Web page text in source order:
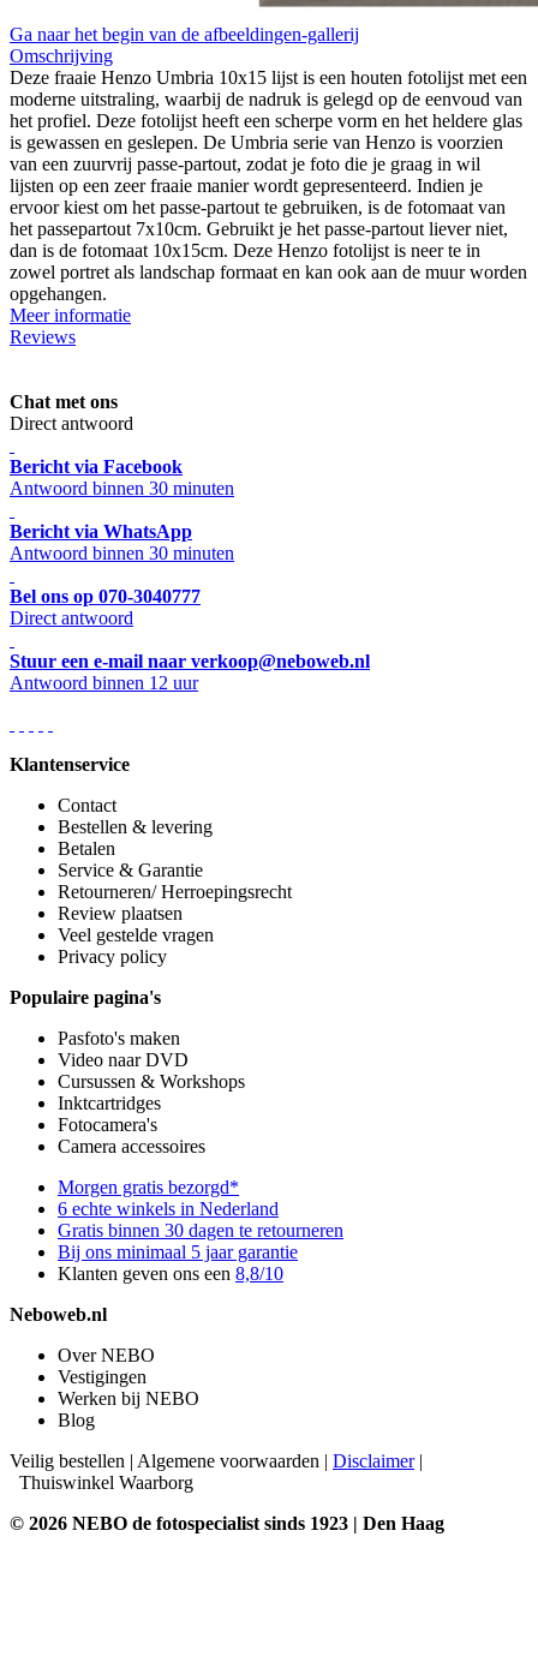
Ga naar het begin van de afbeeldingen-gallerij
Omschrijving
Deze fraaie Henzo Umbria 10x15 lijst is een houten fotolijst met een
moderne uitstraling, waarbij de nadruk is gelegd op de eenvoud van
het profiel. Deze fotolijst heeft een scherpe vorm en het heldere glas
is gewassen en geslepen. De Umbria serie van Henzo is voorzien
van een zuurvrij passe-partout, zodat je foto die je graag in wil
lijsten op een zeer fraaie manier wordt gepresenteerd. Indien je
ervoor kiest om het passe-partout te gebruiken, is de fotomaat van
het passepartout 7x10cm. Gebruikt je het passe-partout liever niet,
dan is de fotomaat 10x15cm. Deze Henzo fotolijst is neer te in
zowel portret als landschap formaat en kan ook aan de muur worden
opgehangen.
Meer informatie
Reviews
Chat met ons
Direct antwoord
Bericht via Facebook
Antwoord binnen 30 minuten
Bericht via WhatsApp
Antwoord binnen 30 minuten
Bel ons op 070-3040777
Direct antwoord
Stuur een e-mail naar verkoop@neboweb.nl
Antwoord binnen 12 uur
Klantenservice
Contact
Bestellen & levering
Betalen
Service & Garantie
Retourneren/ Herroepingsrecht
Review plaatsen
Veel gestelde vragen
Privacy policy
Populaire pagina's
Pasfoto's maken
Video naar DVD
Cursussen & Workshops
Inktcartridges
Fotocamera's
Camera accessoires
Morgen gratis bezorgd*
6 echte winkels in Nederland
Gratis binnen 30 dagen te retourneren
Bij ons minimaal 5 jaar garantie
Klanten geven ons een 8,8/10
Neboweb.nl
Over NEBO
Vestigingen
Werken bij NEBO
Blog
Veilig bestellen | Algemene voorwaarden | Disclaimer|
Thuiswinkel Waarborg
© 2026 NEBO de fotospecialist sinds 1923 | Den Haag